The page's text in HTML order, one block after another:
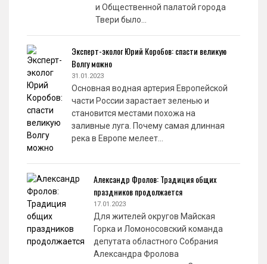
и Общественной палатой города
Твери было…
Эксперт-эколог Юрий Коробов: спасти великую
Волгу можно
31.01.2023
Основная водная артерия Европейской
части России зарастает зеленью и
становится местами похожа на
заливные луга. Почему самая длинная
река в Европе мелеет…
Александр Фролов: Традиция общих
праздников продолжается
17.01.2023
Для жителей округов Майская
Горка и Ломоносовский команда
депутата областного Собрания
Александра Фролова